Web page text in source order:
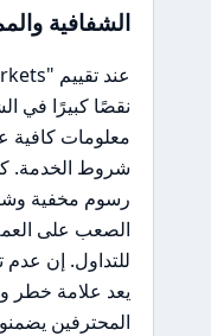
الشفافية
نقصًا كبيرًا في
معلومات كافية
شروط الخدمة.
رسوم مخفية
الصعب على
للتداول. إن عدم
يعد علامة خطر
المحترفين